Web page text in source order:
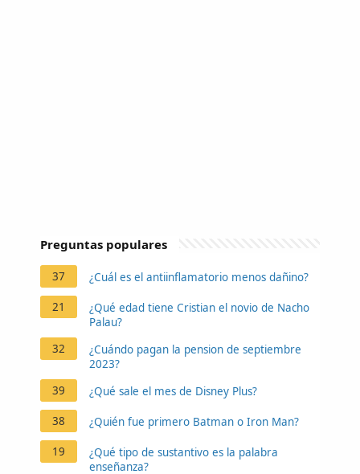
Preguntas populares
37 ¿Cuál es el antiinflamatorio menos dañino?
21
¿Qué edad tiene Cristian el novio de Nacho
Palau?
32
¿Cuándo pagan la pension de septiembre
2023?
39
¿Qué sale el mes de Disney Plus?
38 ¿Quién fue primero Batman o Iron Man?
19
¿Qué tipo de sustantivo es la palabra
enseñanza?